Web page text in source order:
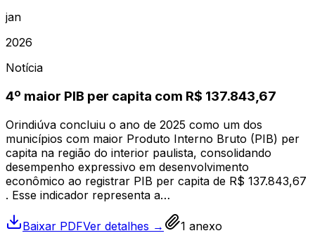
jan
2026
Notícia
4º maior PIB per capita com R$ 137.843,67
Orindiúva concluiu o ano de 2025 como um dos
municípios com maior Produto Interno Bruto (PIB) per
capita na região do interior paulista, consolidando
desempenho expressivo em desenvolvimento
econômico ao registrar PIB per capita de R$ 137.843,67
. Esse indicador representa a…
Baixar PDFVer detalhes → 1 anexo